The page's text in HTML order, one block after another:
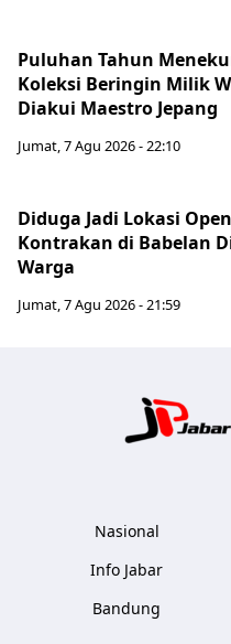
Puluhan Tahun
Koleksi Beringin Milik
Diakui Maestro Jepang
Jumat, 7 Agu 2026 - 22:10
Diduga Jadi Lokasi
Kontrakan di Babelan
Warga
Jumat, 7 Agu 2026 - 21:59
Nasional
Info Jabar
Bandung